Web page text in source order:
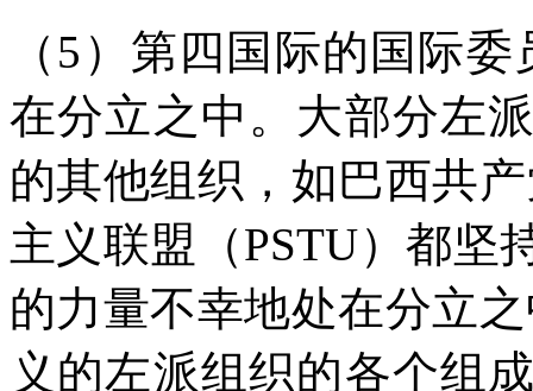
（5）第四国际的国际
在分立之中。大部分左
的其他组织，如巴西共
主义联盟（PSTU）都坚
的力量不幸地处在分立
义的左派组织的各个组